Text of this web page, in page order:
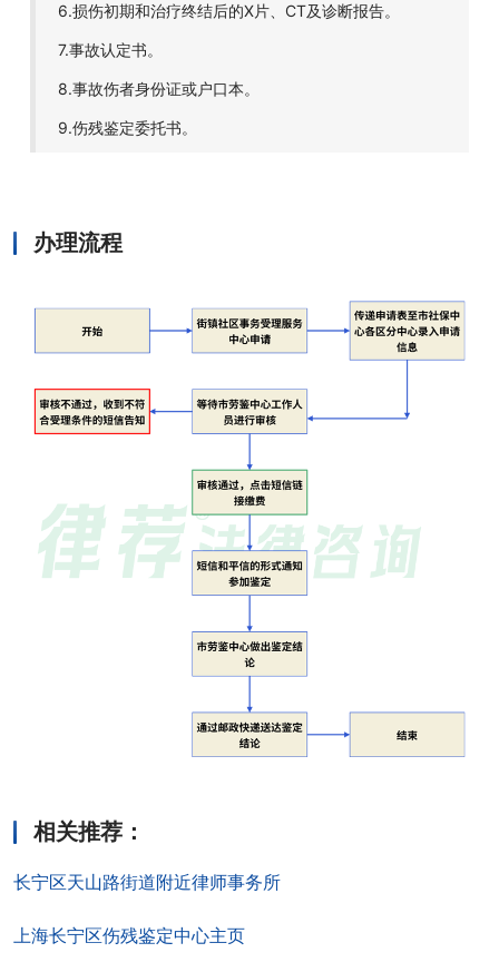
6.损伤初期和治疗终结后的X片、CT及诊断报告。
7.事故认定书。
8.事故伤者身份证或户口本。
9.伤残鉴定委托书。
办理流程
相关推荐 ：
长宁区天山路街道附近律师事务所
上海长宁区伤残鉴定中心主页